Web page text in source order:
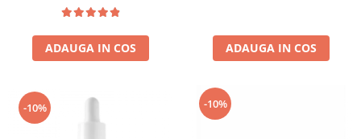
ADAUGA IN COS ADAUGA IN COS
-10% -10%